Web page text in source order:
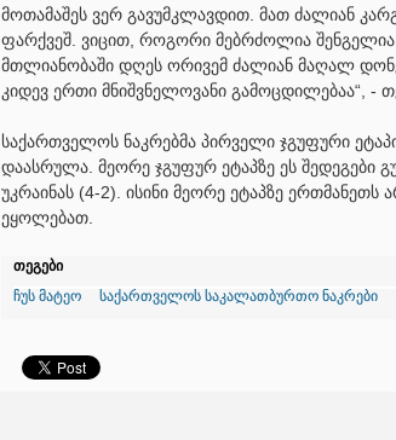
მოთამაშეს ვერ გავუმკლავდით. მათ ძალიან
ფარქვეშ. ვიცით, როგორი მებრძოლია
მთლიანობაში დღეს ორივემ ძალიან მაღალ
კიდევ ერთი მნიშვნელოვანი გამოცდილებაა“, -
საქართველოს ნაკრებმა პირველი ჯგუფური
დაასრულა. მეორე ჯგუფურ ეტაპზე ეს შედეგები
უკრაინას (4-2). ისინი მეორე ეტაპზე ერთმანეთს
ეყოლებათ.
თეგები
ჩუს მატეო
საქართველოს საკალათბურთო ნაკრები